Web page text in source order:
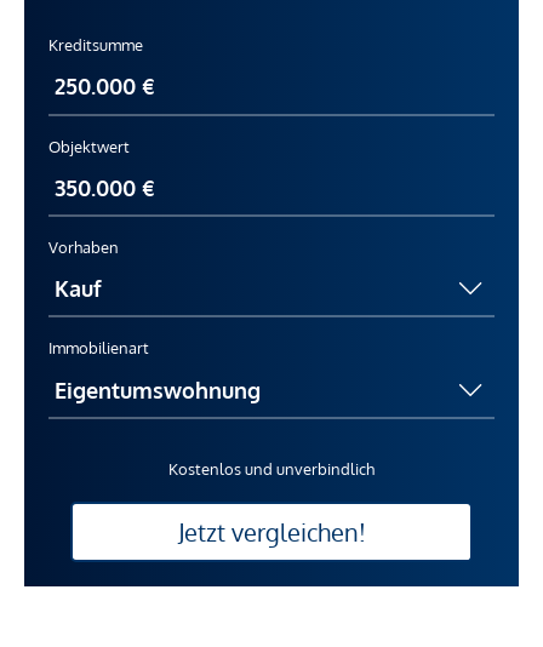
Kreditsumme
Objektwert
Vorhaben
Immobilienart
Kostenlos und unverbindlich
Jetzt vergleichen!